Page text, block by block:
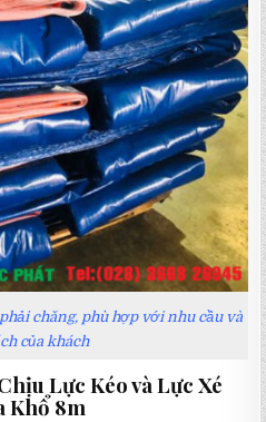
chăng, phù hợp với nhu cầu và
của khách
Lực Kéo và Lực Xé
Khổ 8m